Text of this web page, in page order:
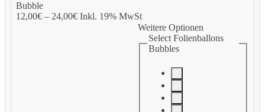
Bubble
12,00€– 24,00€Inkl. 19% MwSt
Weitere Optionen
Select Folienballons
Bubbles